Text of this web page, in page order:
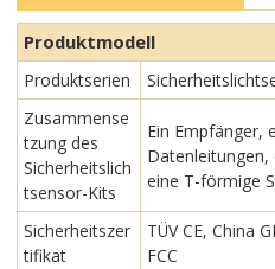
Produktmodell
Produktserien
Zusammense
tzung des
Sicherheitslich
tsensor-Kits
Ein Empfänger,
Datenleitungen,
eine T-förmige
Sicherheitszer
tifikat
TÜV CE, China
FCC